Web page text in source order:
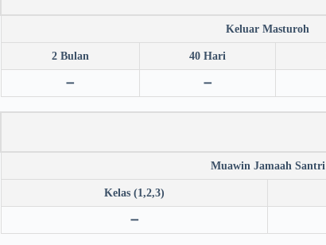
Keluar Masturoh
2 Bulan 40 Hari
➖ ➖
Muawin Jamaah Santri
Kelas (1,2,3)
➖